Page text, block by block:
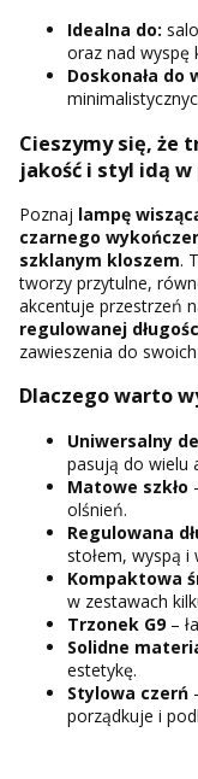
Idealna do:
oraz nad wyspę
Doskonała do
Cieszymy się, że
jakość i styl idą w
Poznaj lampę
czarnego
szklanym kloszem.
tworzy przytulne,
akcentuje przestrzeń
regulowanej
zawieszenia do
Dlaczego warto
Uniwersalny
pasują do wielu
Matowe szkło
olśnień.
Regulowana
stołem, wyspą i
Kompaktowa
w zestawach
Trzonek G9–
Solidne
estetykę.
Stylowa czerń
porządkuje i